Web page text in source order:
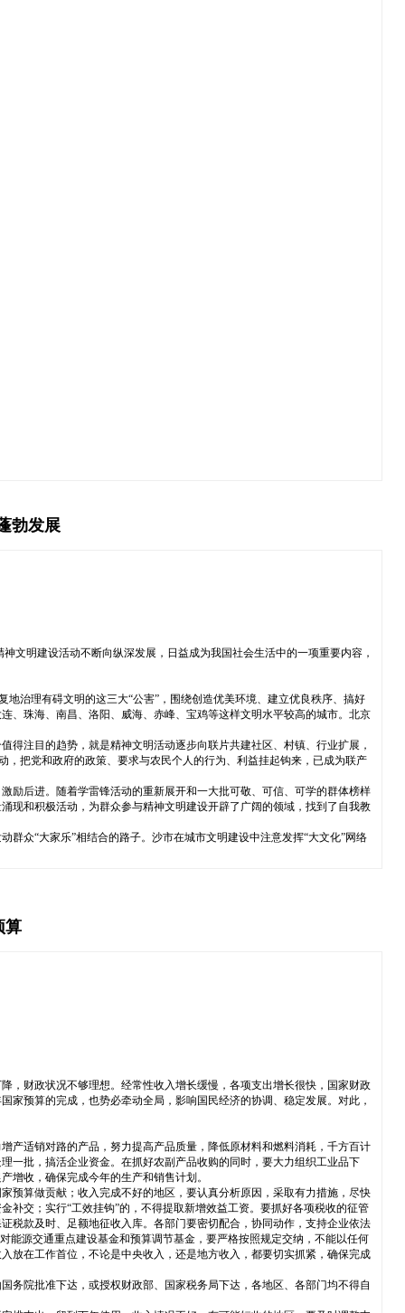
勃发展
文明建设活动不断向纵深发展，日益成为我国社会生活中的一项重要内容，
治理有碍文明的这三大“公害”，围绕创造优美环境、建立优良秩序、搞好
、珠海、南昌、洛阳、威海、赤峰、宝鸡等这样文明水平较高的城市。北京
注目的趋势，就是精神文明活动逐步向联片共建社区、村镇、行业扩展，
，把党和政府的政策、要求与农民个人的行为、利益挂起钩来，已成为联产
后进。随着学雷锋活动的重新展开和一大批可敬、可信、可学的群体榜样
现和积极活动，为群众参与精神文明建设开辟了广阔的领域，找到了自我教
众“大家乐”相结合的路子。沙市在城市文明建设中注意发挥“大文化”网络
算
，财政状况不够理想。经常性收入增长缓慢，各项支出增长很快，国家财政
预算的完成，也势必牵动全局，影响国民经济的协调、稳定发展。对此，
产适销对路的产品，努力提高产品质量，降低原材料和燃料消耗，千方百计
一批，搞活企业资金。在抓好农副产品收购的同时，要大力组织工业品下
增收，确保完成今年的生产和销售计划。
预算做贡献；收入完成不好的地区，要认真分析原因，采取有力措施，尽快
交；实行“工效挂钩”的，不得提取新增效益工资。要抓好各项税收的征管
税款及时、足额地征收入库。各部门要密切配合，协同动作，支持企业依法
能源交通重点建设基金和预算调节基金，要严格按照规定交纳，不能以任何
放在工作首位，不论是中央收入，还是地方收入，都要切实抓紧，确保完成
务院批准下达，或授权财政部、国家税务局下达，各地区、各部门均不得自